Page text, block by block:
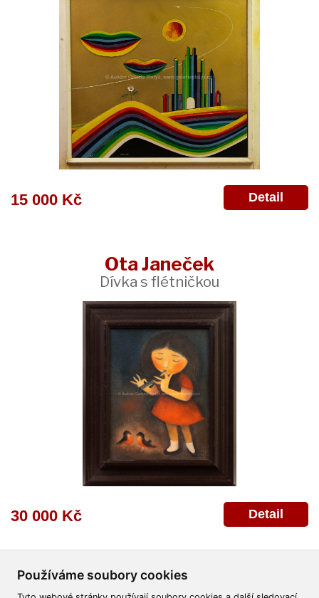
Používáme soubory cookies
15 000 Kč Detail
Ota Janeček
Dívka s flétničkou
30 000 Kč Detail